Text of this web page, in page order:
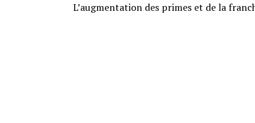
L’augmentation des primes et de la